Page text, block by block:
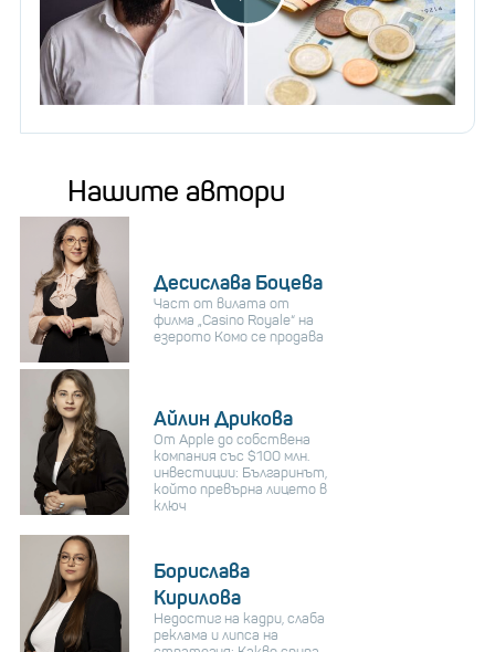
Нашите автори
Десислава Боцева
Част от вилата от
филма „Casino Royale“ на
езерото Комо се продава
Айлин Дрикова
От Apple до собствена
компания със $100 млн.
инвестиции: Българинът,
който превърна лицето в
ключ
Борислава
Кирилова
Недостиг на кадри, слаба
реклама и липса на